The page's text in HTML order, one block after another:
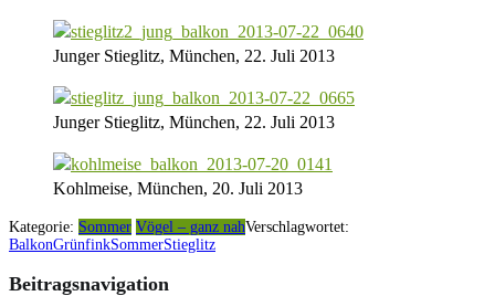
Junger Stieglitz, München, 22. Juli 2013
Junger Stieglitz, München, 22. Juli 2013
Kohlmeise, München, 20. Juli 2013
Kategorie: Sommer Vögel – ganz nahVerschlagwortet:
BalkonGrünfinkSommerStieglitz
Beitragsnavigation